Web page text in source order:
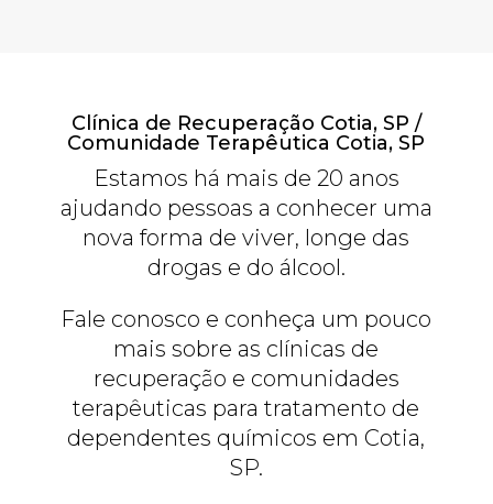
Clínica de Recuperação Cotia, SP /
Comunidade Terapêutica Cotia, SP
Estamos há mais de 20 anos
ajudando pessoas a conhecer uma
nova forma de viver, longe das
drogas e do álcool.
Fale conosco e conheça um pouco
mais sobre as clínicas de
recuperação e comunidades
terapêuticas para tratamento de
dependentes químicos em Cotia,
SP.